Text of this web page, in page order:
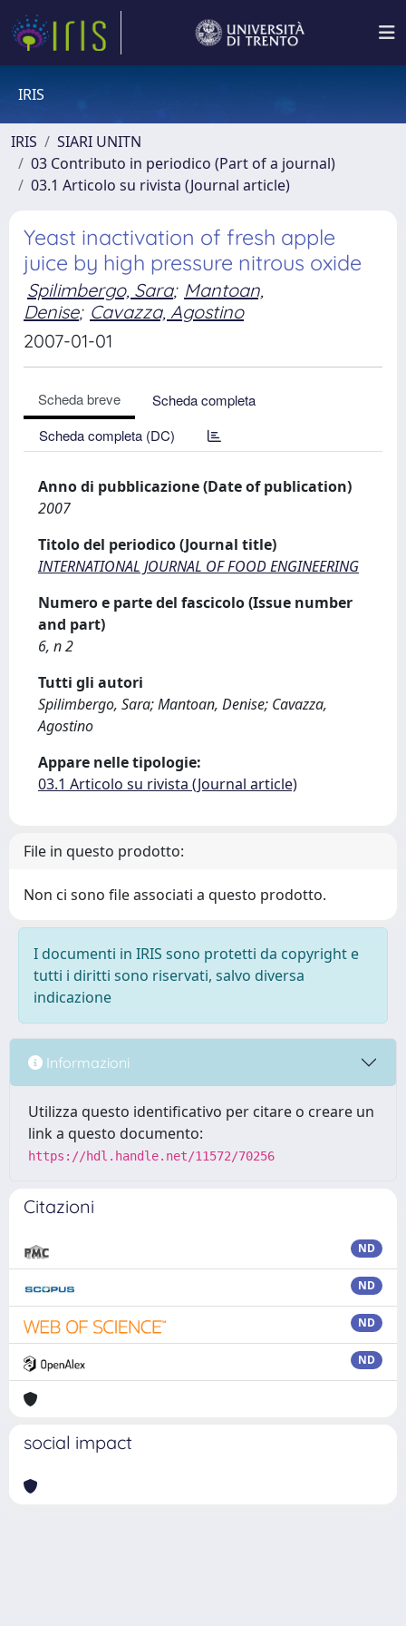
IRIS
IRIS
SIARI UNITN
03 Contributo in periodico (Part of a journal)
03.1 Articolo su rivista (Journal article)
Yeast inactivation of fresh apple
juice by high pressure nitrous oxide
Spilimbergo, Sara; Mantoan,
Denise; Cavazza, Agostino
2007-01-01
Scheda breve
Scheda completa
Scheda completa (DC)
Anno di pubblicazione (Date of publication)
2007
Titolo del periodico (Journal title)
INTERNATIONAL JOURNAL OF FOOD ENGINEERING
Numero e parte del fascicolo (Issue number
and part)
6, n 2
Tutti gli autori
Spilimbergo, Sara; Mantoan, Denise; Cavazza,
Agostino
Appare nelle tipologie:
03.1 Articolo su rivista (Journal article)
File in questo prodotto:
Non ci sono file associati a questo prodotto.
I documenti in IRIS sono protetti da copyright e
tutti i diritti sono riservati, salvo diversa
indicazione
Informazioni
Utilizza questo identificativo per citare o creare un
link a questo documento:
https://hdl.handle.net/11572/70256
Citazioni
ND
ND
ND
ND
social impact